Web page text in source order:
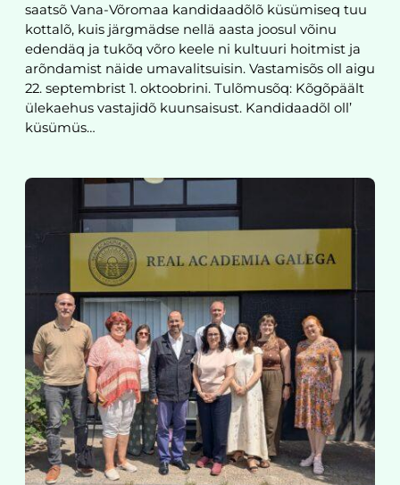
saatsõ Vana-Võromaa kandidaadõlõ küsümiseq tuu
kottalõ, kuis järgmädse nellä aasta joosul võinu
edendäq ja tukõq võro keele ni kultuuri hoitmist ja
arõndamist näide umavalitsuisin. Vastamisõs oll aigu
22. septembrist 1. oktoobrini. Tulõmusõq: Kõgõpäält
ülekaehus vastajidõ kuunsaisust. Kandidaadõl oll’
küsümüs…